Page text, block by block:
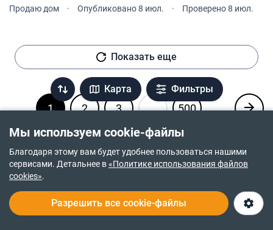
Мы используем cookie-файлы
Благодаря этому вам будет удобнее пользоваться нашими
сервисами. Детальнее в«Политике использования файлов
cookies».
Разрешить все cookie-файлы
Карта Фильтры
цена 82 000 тыс .
Продаю дом · Опубликовано 8 июл. · Проверено 8 июл.
Показать еще
1 2 3 ... 500
Оцените удобство поиска недвижимости
Насколько эта страница удобна и полезна вам?